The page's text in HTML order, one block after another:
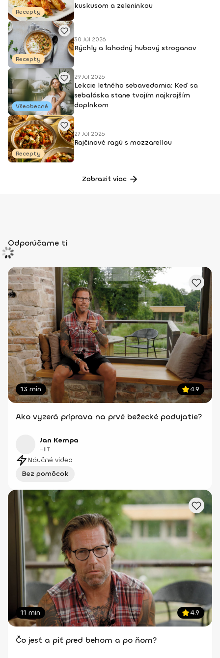
Recepty
kuskusom a zeleninkou
Recepty
30 Júl 2026
Rýchly a lahodný hubový stroganov
Všeobecné
29 Júl 2026
Lekcie letného sebavedomia: Keď sa
sebaláska stane tvojím najkrajším
doplnkom
Recepty
27 Júl 2026
Rajčinové ragú s mozzarellou
Zobraziť viac
Odporúčame ti
13 min 4.9
Ako vyzerá príprava na prvé bežecké podujatie?
Jan Kempa
HIIT
Náučné video
Bez pomôcok
11 min 4.9
Čo jesť a piť pred behom a po ňom?